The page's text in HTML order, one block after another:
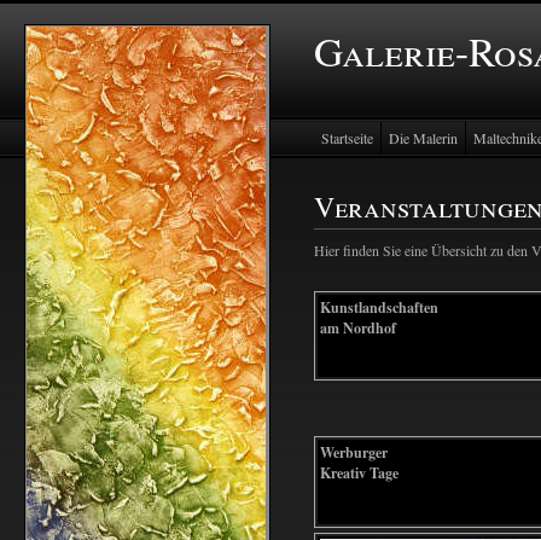
Galerie-
Startseite Die Malerin
Hier finden Sie eine Übersicht zu den
Kunstlandschaften
am Nordhof
Werburger
Kreativ Tage